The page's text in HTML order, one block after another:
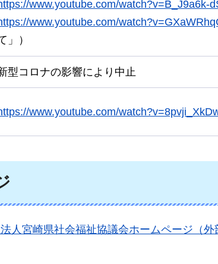
www.youtube.com/watch?v=B_J9a6k-
www.youtube.com/
」）
型コロナの影響により中止
www.youtube.com/
人 宮崎県社会福祉協議会ホームページ（外